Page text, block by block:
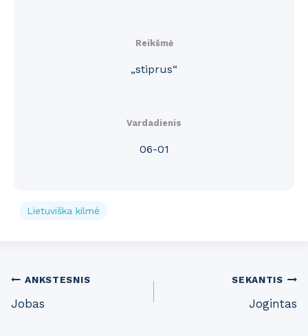
Reikšmė
„stiprus“
Vardadienis
06-01
Lietuviška kilmė
Post
navigation
ANKSTESNIS
Jobas
SEKANTIS
Jogintas